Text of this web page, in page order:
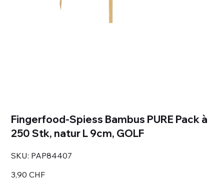
Fingerfood-Spiess Bambus PURE Pack à
250 Stk, natur L 9cm, GOLF
SKU: SKU
PAP84407
PAP84407
3,90 CHF